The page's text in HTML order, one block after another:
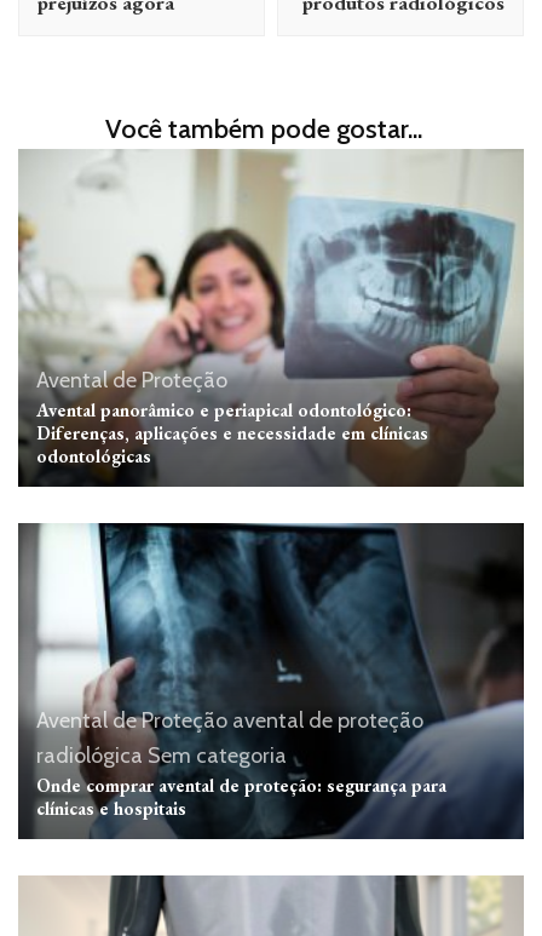
Você também pode gostar...
Avental de Proteção
Avental panorâmico e periapical odontológico:
Diferenças, aplicações e necessidade em clínicas
odontológicas
Avental de Proteção avental de proteção
radiológica Sem categoria
Onde comprar avental de proteção: segurança para
clínicas e hospitais